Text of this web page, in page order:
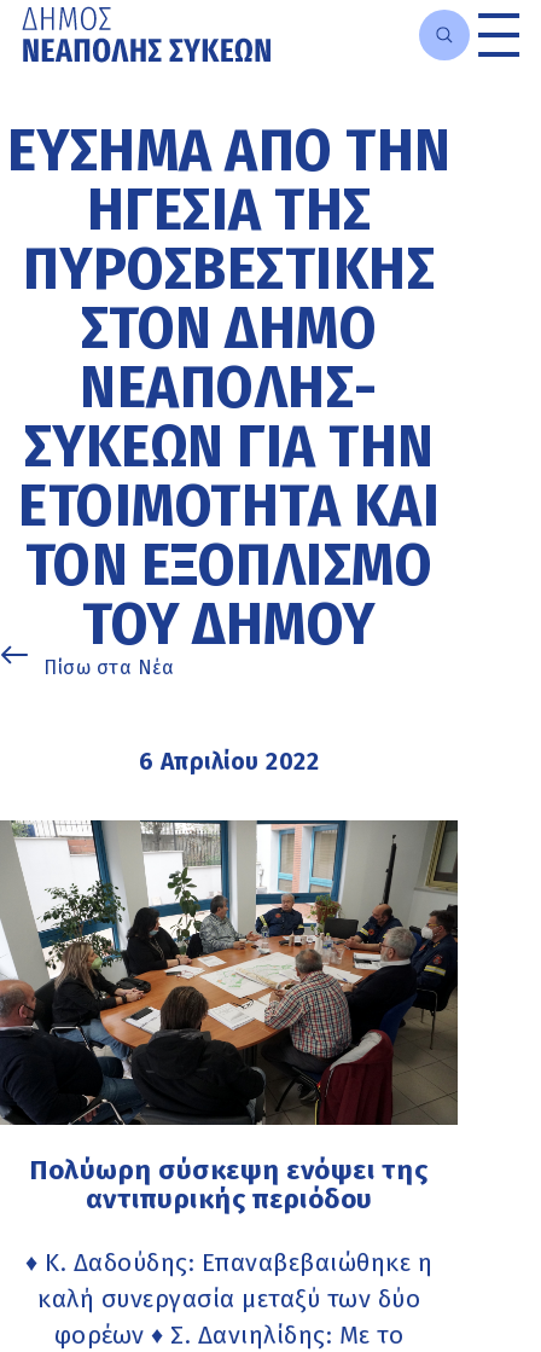
κυρίως
περιεχόμενο
ΕΎΣΗΜΑ ΑΠΌ ΤΗΝ
ΗΓΕΣΊΑ ΤΗΣ
ΠΥΡΟΣΒΕΣΤΙΚΉΣ
ΣΤΟΝ ΔΉΜΟ
ΝΕΆΠΟΛΗΣ-
ΣΥΚΕΏΝ ΓΙΑ ΤΗΝ
ΕΤΟΙΜΌΤΗΤΑ ΚΑΙ
ΤΟΝ ΕΞΟΠΛΙΣΜΌ
ΤΟΥ ΔΉΜΟΥ
Πίσω στα Νέα
6 Απριλίου 2022
Πολύωρη σύσκεψη ενόψει της
αντιπυρικής περιόδου
♦ Κ. Δαδούδης: Επαναβεβαιώθηκε η
καλή συνεργασία μεταξύ των δύο
φορέων ♦ Σ. Δανιηλίδης: Με το